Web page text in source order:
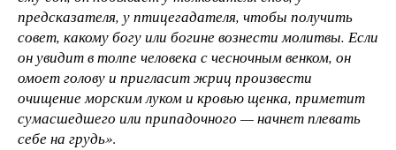
предсказателя, у птицегадателя, чтобы получить
совет, какому богу или богине вознести молитвы. Если
он увидит в толпе человека с чесночным венком, он
омоет голову и пригласит жриц произвести
очищение морским луком и кровью щенка, приметит
сумасшедшего или припадочного — начнет плевать
себе на грудь».